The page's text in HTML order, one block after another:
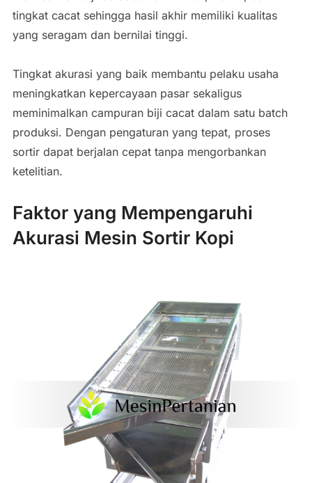
tingkat cacat sehingga hasil akhir memiliki kualitas
yang seragam dan bernilai tinggi.
Tingkat akurasi yang baik membantu pelaku usaha
meningkatkan kepercayaan pasar sekaligus
meminimalkan campuran biji cacat dalam satu batch
produksi. Dengan pengaturan yang tepat, proses
sortir dapat berjalan cepat tanpa mengorbankan
ketelitian.
Faktor yang Mempengaruhi
Akurasi Mesin Sortir Kopi